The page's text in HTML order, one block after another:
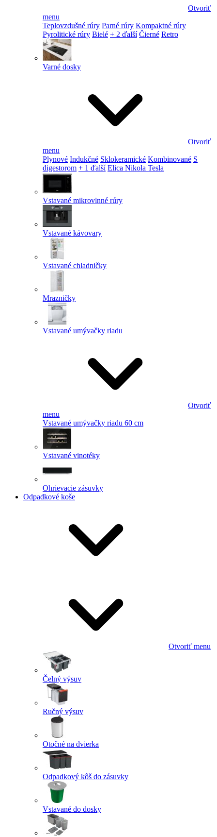
Otvoriť
menu
Teplovzdušné rúry Parné rúry Kompaktné rúry
Pyrolitické rúry Bielé + 2 ďalší Čierné Retro
Varné dosky
Otvoriť
menu
Plynové Indukčné Sklokeramické Kombinované S
digestorom + 1 ďalší Elica Nikola Tesla
Vstavané mikrovlnné rúry
Vstavané kávovary
Vstavané chladničky
Mrazničky
Vstavané umývačky riadu
Otvoriť
menu
Vstavané umývačky riadu 60 cm
Vstavané vinotéky
Ohrievacie zásuvky
Odpadkové koše
Otvoriť menu
Čelný výsuv
Ručný výsuv
Otočné na dvierka
Odpadkový kôš do zásuvky
Vstavané do dosky